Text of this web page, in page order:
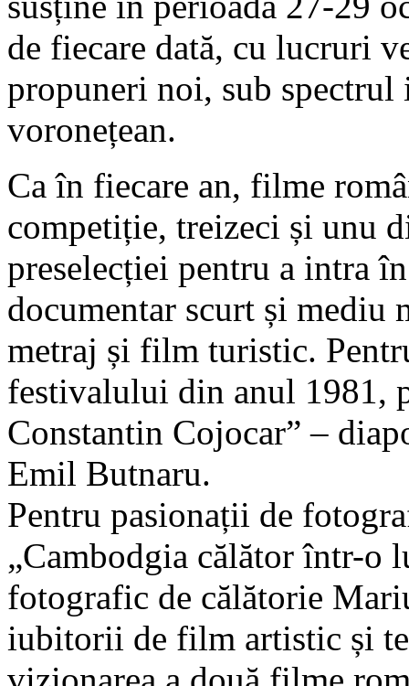
de fiecare dată, cu lucruri
propuneri noi, sub
voronețean.
Ca în fiecare an, filme
competiție, treizeci și unu
preselecției pentru a intra
documentar scurt și mediu
metraj și film turistic.
festivalului din anul 1981,
Constantin Cojocar” –
Emil Butnaru.
Pentru pasionații de
„Cambodgia călător într-o
fotografic de călătorie
iubitorii de film artistic și